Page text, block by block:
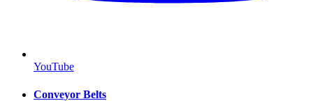
YouTube
Conveyor Belts